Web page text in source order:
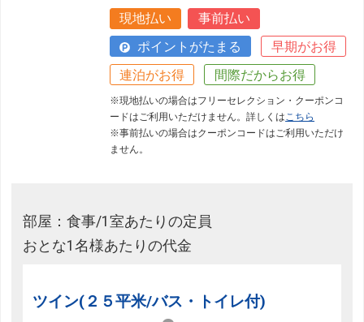
現地払い
事前払い
ポイントがたまる
早期がお得
連泊がお得
間際だからお得
※現地払いの場合はフリーセレクション・クーポンコ
ードはご利用いただけません。詳しくはこちら
※事前払いの場合はクーポンコードはご利用いただけ
ません。
部屋：食事/1室あたりの定員
おとな1名様あたりの代金
ツイン(２５平米/バス・トイレ付)